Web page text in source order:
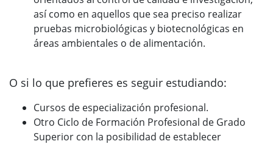
así como en aquellos que sea preciso realizar
pruebas microbiológicas y biotecnológicas en
áreas ambientales o de alimentación.
O si lo que prefieres es seguir estudiando:
Cursos de especialización profesional.
Otro Ciclo de Formación Profesional de Grado
Superior con la posibilidad de establecer